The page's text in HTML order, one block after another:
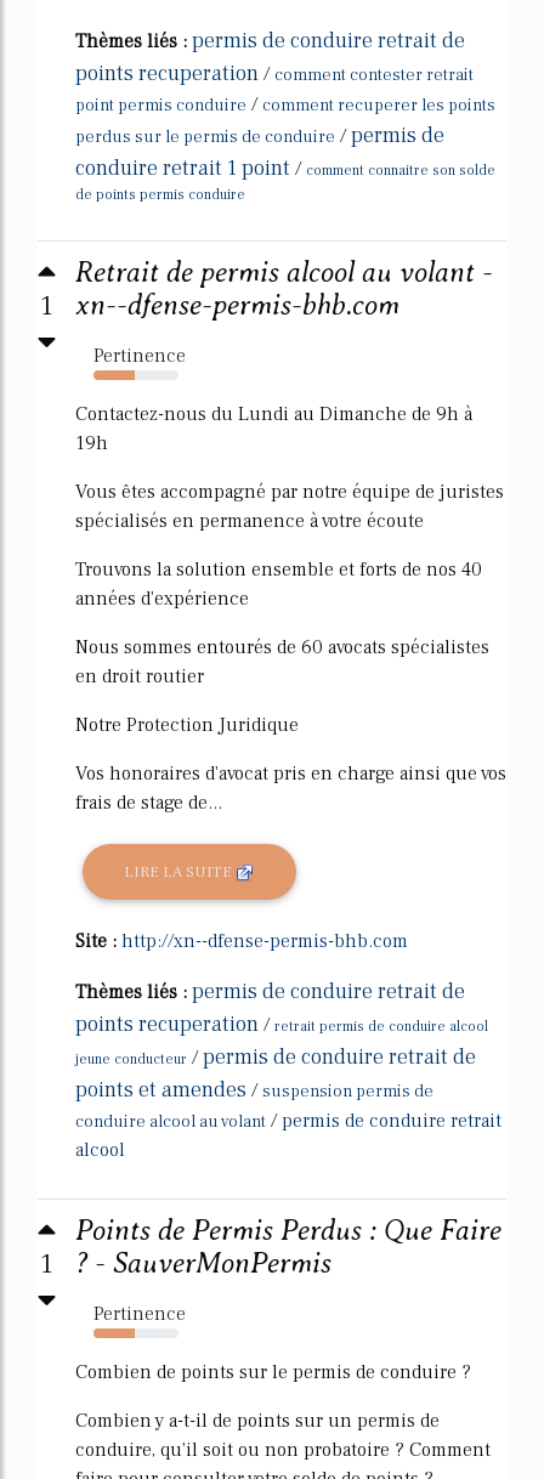
Thèmes liés : permis de conduire retrait de
points recuperation / comment contester retrait
point permis conduire / comment recuperer les points
perdus sur le permis de conduire /permis de
conduire retrait 1 point / comment connaitre son solde
de points permis conduire
1
Retrait de permis alcool au volant -
xn--dfense-permis-bhb.com
Pertinence
48%
Contactez-nous du Lundi au Dimanche de 9h à
19h
Vous êtes accompagné par notre équipe de juristes
spécialisés en permanence à votre écoute
Trouvons la solution ensemble et forts de nos 40
années d'expérience
Nous sommes entourés de 60 avocats spécialistes
en droit routier
Notre Protection Juridique
Vos honoraires d'avocat pris en charge ainsi que vos
frais de stage de...
LIRE LA SUITE
Site : http://xn--dfense-permis-bhb.com
Thèmes liés : permis de conduire retrait de
points recuperation / retrait permis de conduire alcool
jeune conducteur /permis de conduire retrait de
points et amendes /suspension permis de
conduire alcool au volant /permis de conduire retrait
alcool
1
Points de Permis Perdus : Que Faire
? - SauverMonPermis
Pertinence
48%
Combien de points sur le permis de conduire ?
Combien y a-t-il de points sur un permis de
conduire, qu'il soit ou non probatoire ? Comment